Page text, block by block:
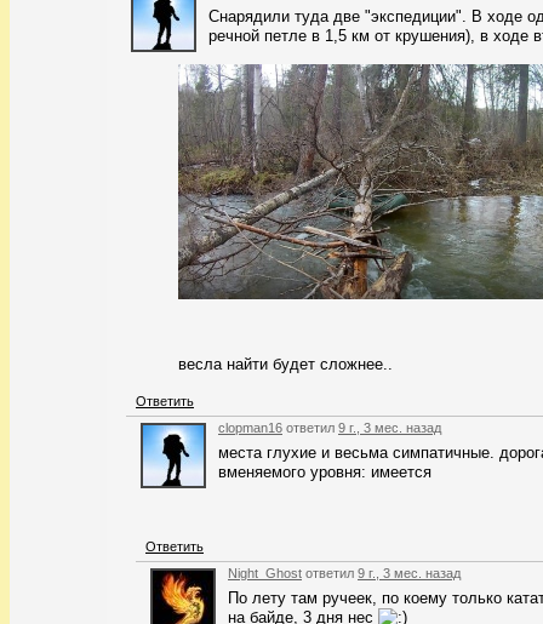
Снарядили туда две "экспедиции". В ходе
речной петле в 1,5 км от крушения), в
весла найти будет сложнее..
Ответить
clopman16 ответил 9 г., 3 мес. назад
места глухие и весьма симпатичные.
вменяемого уровня: имеется
Ответить
Night_Ghost ответил 9 г., 3 мес. назад
По лету там ручеек, по коему только
на байде, 3 дня нес